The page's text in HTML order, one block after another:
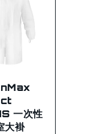
一次性
大褂